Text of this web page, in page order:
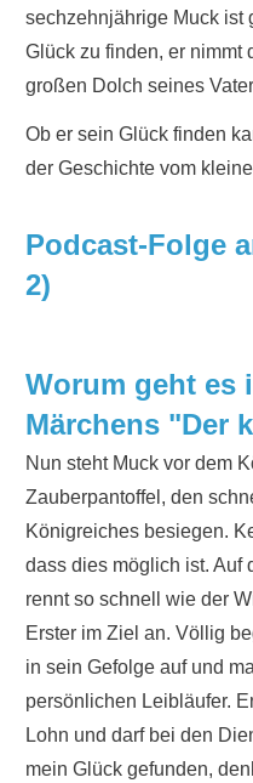
sechzehnjährige Muck ist
Glück zu finden, er nimmt
großen Dolch seines
Ob er sein Glück finden
der Geschichte vom
Podcast-Folge
2)
Worum geht es
Märchens "Der
Nun steht Muck vor dem
Zauberpantoffel, den
Königreiches besiegen.
dass dies möglich ist. Auf
rennt so schnell wie der
Erster im Ziel an. Völlig
in sein Gefolge auf und
persönlichen Leibläufer.
Lohn und darf bei den
mein Glück gefunden,